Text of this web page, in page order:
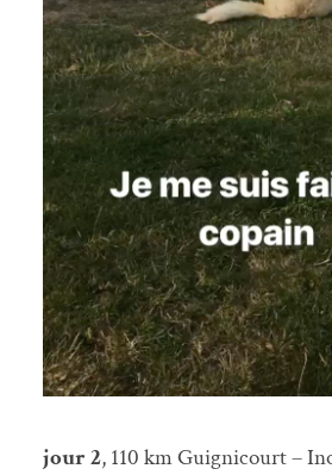
jour 2, 110 km Guignicourt –